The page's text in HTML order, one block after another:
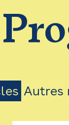
Autres